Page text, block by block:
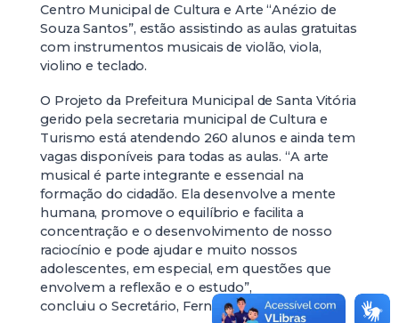
Centro Municipal de Cultura e Arte “Anézio de
Souza Santos”, estão assistindo as aulas gratuitas
com instrumentos musicais de violão, viola,
violino e teclado.
O Projeto da Prefeitura Municipal de Santa Vitória
gerido pela secretaria municipal de Cultura e
Turismo está atendendo 260 alunos e ainda tem
vagas disponíveis para todas as aulas. “A arte
musical é parte integrante e essencial na
formação do cidadão. Ela desenvolve a mente
humana, promove o equilíbrio e facilita a
concentração e o desenvolvimento de nosso
raciocínio e pode ajudar e muito nossos
adolescentes, em especial, em questões que
envolvem a reflexão e o estudo”,
concluiu o Secretário, Fernando Bonito.